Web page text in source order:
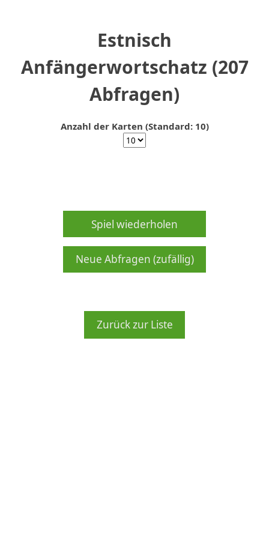
Estnisch
Anfängerwortschatz (207
Abfragen)
Anzahl der Karten (Standard: 10)
Zurück zur Liste